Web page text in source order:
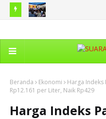
Anggaran Pembangunan
Beranda Ekonomi
Harga Indeks
Rp12.161 per Liter, Naik Rp429
Harga Indeks